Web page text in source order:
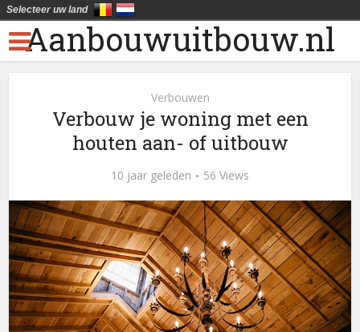
Aanbouwuitbouw.nl
Verbouwen
Verbouw je woning met een
houten aan- of uitbouw
10 jaar geleden 56 Views
Selecteer uw land